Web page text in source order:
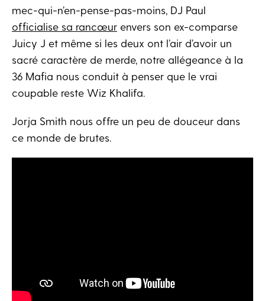
mec-qui-n’en-pense-pas-moins, DJ Paul
officialise sa rancœur envers son ex-comparse
Juicy J et même si les deux ont l’air d’avoir un
sacré caractère de merde, notre allégeance à la
36 Mafia nous conduit à penser que le vrai
coupable reste Wiz Khalifa.
Jorja Smith nous offre un peu de douceur dans
ce monde de brutes.